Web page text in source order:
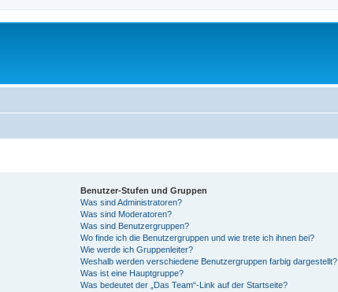
Benutzer-Stufen und Gruppen
Was sind Administratoren?
Was sind Moderatoren?
Was sind Benutzergruppen?
Wo finde ich die Benutzergruppen und wie trete ich ihnen bei?
Wie werde ich Gruppenleiter?
Weshalb werden verschiedene Benutzergruppen farbig dargestellt?
Was ist eine Hauptgruppe?
Was bedeutet der „Das Team“-Link auf der Startseite?